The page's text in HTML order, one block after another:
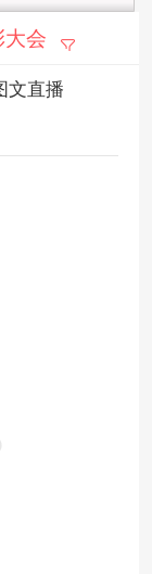
大会
文直播